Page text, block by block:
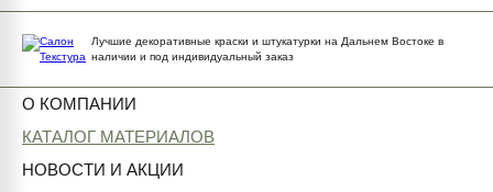
Лучшие декоративные краски и штукатурки на Дальнем Востоке в
наличии и под индивидуальный заказ
О КОМПАНИИ
КАТАЛОГ МАТЕРИАЛОВ
НОВОСТИ И АКЦИИ